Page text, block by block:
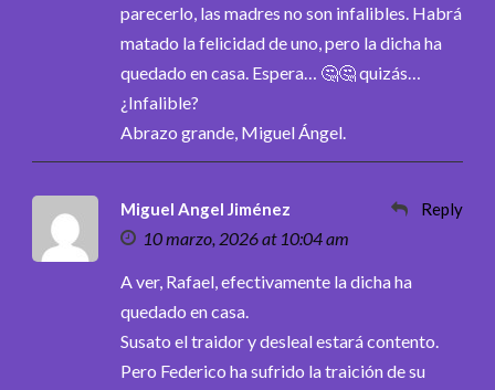
parecerlo, las madres no son infalibles. Habrá
matado la felicidad de uno, pero la dicha ha
quedado en casa. Espera… 🤔🤔 quizás…
¿Infalible?
Abrazo grande, Miguel Ángel.
Miguel Angel Jiménez
10 marzo, 2026 at 10:04 am
Reply
A ver, Rafael, efectivamente la dicha ha
quedado en casa.
Susato el traidor y desleal estará contento.
Pero Federico ha sufrido la traición de su